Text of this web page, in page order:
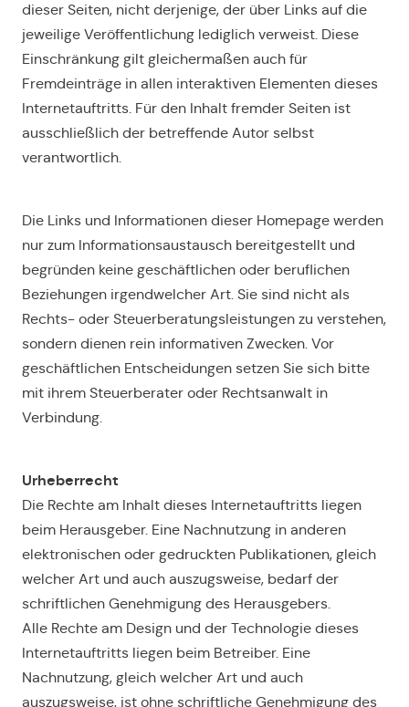
dieser Seiten, nicht derjenige, der über Links auf die
jeweilige Veröffentlichung lediglich verweist. Diese
Einschränkung gilt gleichermaßen auch für
Fremdeinträge in allen interaktiven Elementen dieses
Internetauftritts. Für den Inhalt fremder Seiten ist
ausschließlich der betreffende Autor selbst
verantwortlich.
Die Links und Informationen dieser Homepage werden
nur zum Informationsaustausch bereitgestellt und
begründen keine geschäftlichen oder beruflichen
Beziehungen irgendwelcher Art. Sie sind nicht als
Rechts- oder Steuerberatungsleistungen zu verstehen,
sondern dienen rein informativen Zwecken. Vor
geschäftlichen Entscheidungen setzen Sie sich bitte
mit ihrem Steuerberater oder Rechtsanwalt in
Verbindung.
Urheberrecht
Die Rechte am Inhalt dieses Internetauftritts liegen
beim Herausgeber. Eine Nachnutzung in anderen
elektronischen oder gedruckten Publikationen, gleich
welcher Art und auch auszugsweise, bedarf der
schriftlichen Genehmigung des Herausgebers.
Alle Rechte am Design und der Technologie dieses
Internetauftritts liegen beim Betreiber. Eine
Nachnutzung, gleich welcher Art und auch
auszugsweise, ist ohne schriftliche Genehmigung des